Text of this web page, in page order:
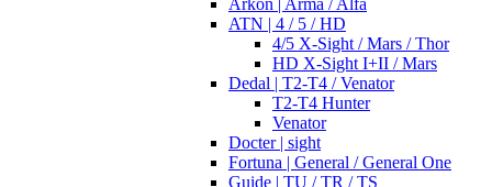
Arkon | Arma / Alfa
ATN | 4 / 5 / HD
4/5 X-Sight / Mars / Thor
HD X-Sight I+II / Mars
Dedal | T2-T4 / Venator
T2-T4 Hunter
Venator
Docter | sight
Fortuna | General / General One
Guide | TU / TR / TS